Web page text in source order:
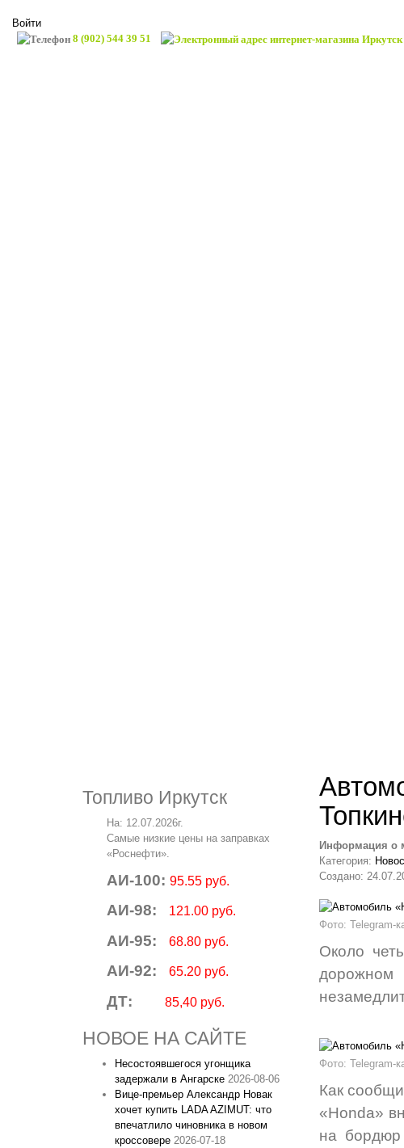
Войти
8 (902) 544 39 51
Топливо Иркутск
На: 12.07.2026г.
Самые низкие цены на заправках
«Роснефти».
АИ-100: 95.55 руб.
АИ-98: 121.00 руб.
АИ-95: 68.80 руб.
АИ-92: 65.20 руб.
ДТ: 85,40 руб.
НОВОЕ НА САЙТЕ
Несостоявшегося угонщика
задержали в Ангарске 2026-08-06
Вице‑премьер Александр Новак
хочет купить LADA AZIMUT: что
впечатлило чиновника в новом
кроссовере 2026-07-18
Информация о
Категория:
Создано:
Фото: Telegram-
Около
дорожном
Фото: Telegram-
Как
«Honda»
на